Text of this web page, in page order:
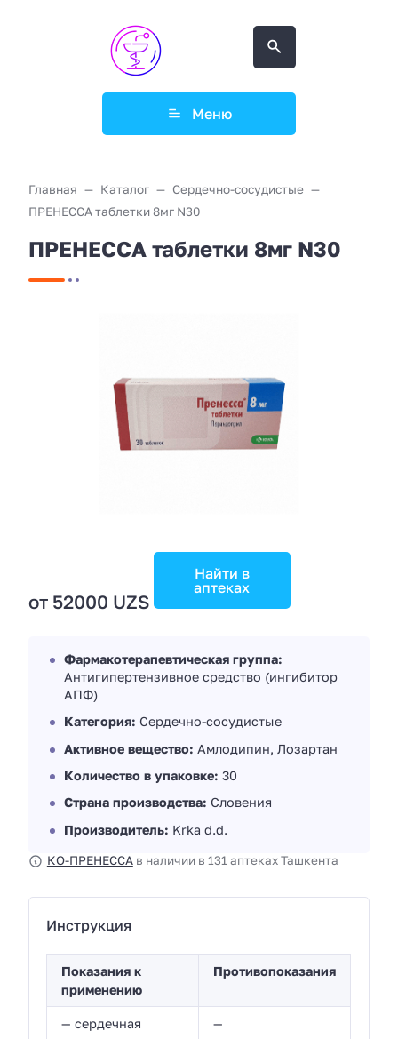
Меню
Главная Каталог
Сердечно-сосудистые
ПРЕНЕССА таблетки 8мг N30
ПРЕНЕССА таблетки 8мг N30
от 52000 UZS
Найти в
аптеках
Фармакотерапевтическая группа:
Антигипертензивное средство (ингибитор
АПФ)
Категория: Сердечно-сосудистые
Активное вещество: Амлодипин, Лозартан
Количество в упаковке: 30
Страна производства: Словения
Производитель: Krka d.d.
КО-ПРЕНЕССАв наличии в 131 аптеках Ташкента
Инструкция
Показания к
применению
Противопоказания
— сердечная
—